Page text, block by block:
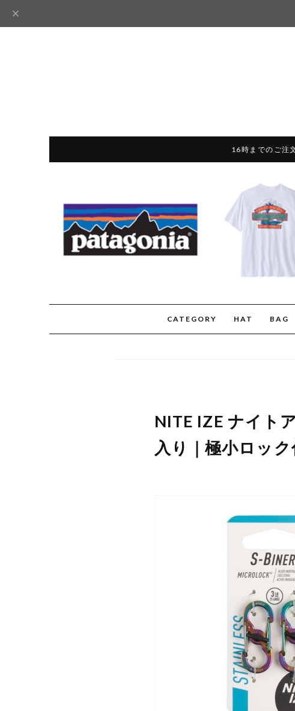
16時までのご注
CATEGORY HAT BAG
NITE IZE ナイト
入り｜極小ロッ